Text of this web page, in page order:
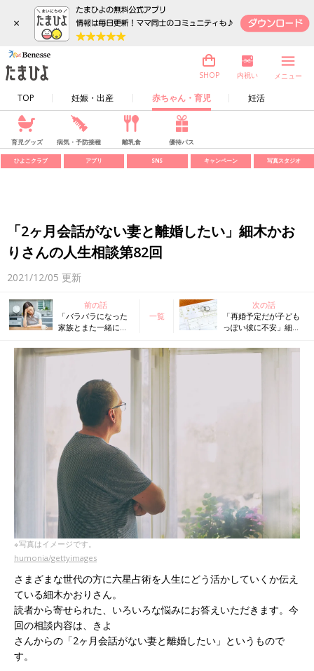
×
TOP 妊娠・出産 赤ちゃん・育児 妊活
SHOP 内祝い メニュー
育児グッズ 病気・予防接種 離乳食 優待パス
ひよこクラブ アプリ SNS キャンペーン 写真スタジオ
「2ヶ月会話がない妻と離婚したい」細木かお
りさんの人生相談第82回
2021/12/05 更新
前の話
「バラバラになった
家族とまた一緒に暮
りさんの人生相談第
一覧
次の話
「再婚予定だが子ども
っぽい彼に不安」細木
第83回
※写真はイメージです。
humonia/gettyimages
さまざまな世代の方に六星占術を人生にどう活かしていくか伝え
ている細木かおりさん。
読者から寄せられた、いろいろな悩みにお答えいただきます。今
回の相談内容は、きよ
さんからの「2ヶ月会話がない妻と離婚したい」というもので
す。